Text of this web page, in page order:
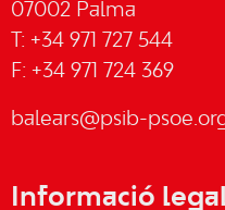
07002 Palma
T: +34 971 727 544
F: +34 971 724 369
balears@psib-
Informació